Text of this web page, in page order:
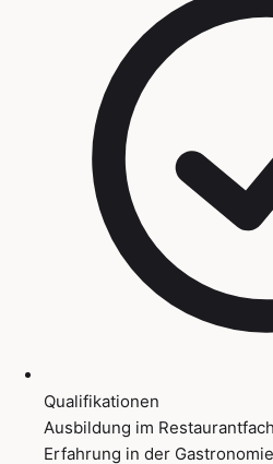
Qualifikationen
Ausbildung im
Erfahrung in der